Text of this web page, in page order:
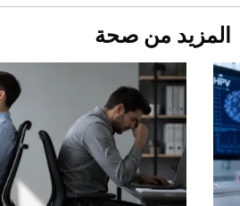
Aston Martin Valiant: على هوى الأبطال
المزيد من صحة